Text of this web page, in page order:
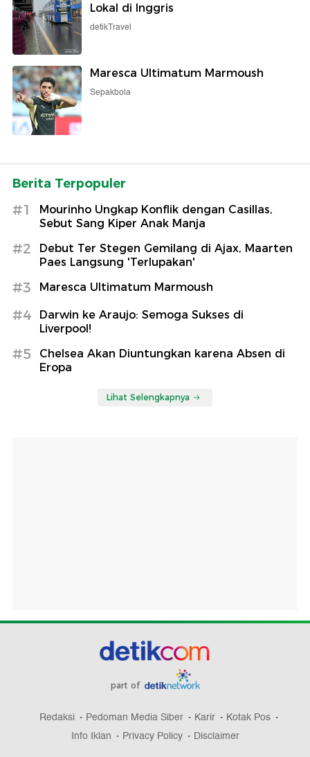
Lokal di Inggris
detikTravel
Maresca Ultimatum Marmoush
Sepakbola
Berita Terpopuler
#1
Mourinho Ungkap Konflik dengan Casillas,
Sebut Sang Kiper Anak Manja
#2
Debut Ter Stegen Gemilang di Ajax, Maarten
Paes Langsung 'Terlupakan'
#3 Maresca Ultimatum Marmoush
#4
Darwin ke Araujo: Semoga Sukses di
Liverpool!
#5
Chelsea Akan Diuntungkan karena Absen di
Eropa
Lihat Selengkapnya
part of
Redaksi Pedoman Media Siber Karir
Kotak Pos
Info Iklan
Privacy Policy Disclaimer